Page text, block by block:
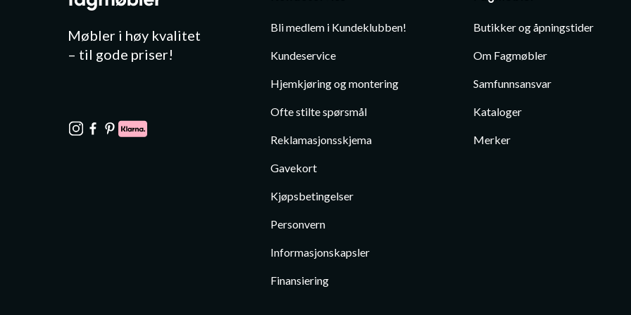
Møbler i høy kvalitet
– til gode priser!
Bli medlem i Kundeklubben!
Kundeservice
Hjemkjøring og montering
Ofte stilte spørsmål
Reklamasjonsskjema
Gavekort
Kjøpsbetingelser
Personvern
Informasjonskapsler
Finansiering
Butikker og åpningstider
Om Fagmøbler
Samfunnsansvar
Kataloger
Merker